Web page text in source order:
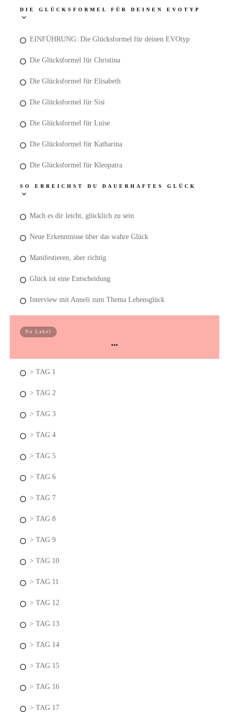
DIE GLÜCKSFORMEL FÜR DEINEN EVOTYP
EINFÜHRUNG: Die Glücksformel für deinen EVOtyp
Die Glücksformel für Christina
Die Glücksformel für Elisabeth
Die Glücksformel für Sisi
Die Glücksformel für Luise
Die Glücksformel für Katharina
Die Glücksformel für Kleopatra
SO ERREICHST DU DAUERHAFTES GLÜCK
Mach es dir leicht, glücklich zu sein
Neue Erkenntnisse über das wahre Glück
Manifestieren, aber richtig
Glück ist eine Entscheidung
Interview mit Anneli zum Thema Lebensglück
No Label
> TAG 1
> TAG 2
> TAG 3
> TAG 4
> TAG 5
> TAG 6
> TAG 7
> TAG 8
> TAG 9
> TAG 10
> TAG 11
> TAG 12
> TAG 13
> TAG 14
> TAG 15
> TAG 16
> TAG 17